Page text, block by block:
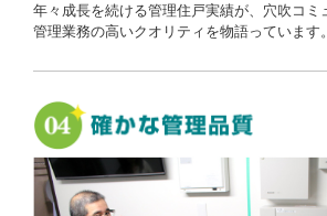
年々成長を続ける管理住戸実績が、穴吹コミ
管理業務の高いクオリティを物語っています。